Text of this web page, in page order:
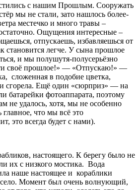
с нашим Прошлым. Сооружать
мы не стали, зато нашлось более-
местечко и много травы –
Ощущения интересные –
отпускаешь, избавляешься от
становится легче. У сына прошлое
и мы полушутя-полусерьёзно
своё прошлое!» — «Отпускаю!» —
сложенная в подобие цветка,
сгорела. Ещё один «сюрприз» — на
батарейки фотоаппарата, поэтому
не удалось, хотя, мы не особенно
главное, что мы всё это
это всегда будет с нами).
настоящего. К берегу было не
их с низкого мостика. Вода
наше настоящее и кораблики
Момент был очень волнующий,